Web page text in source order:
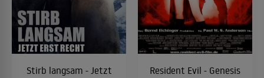
Stirb langsam - Jetzt
Resident Evil - Genesis